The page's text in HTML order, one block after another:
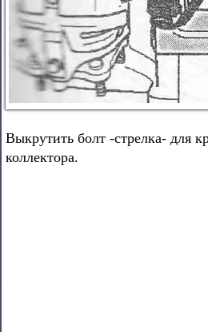
Выкрутить болт -стрелка- для
коллектора.